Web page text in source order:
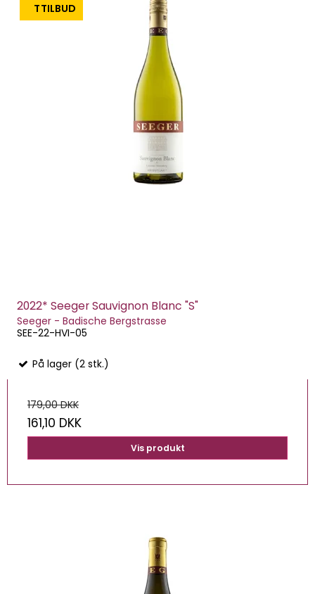
TILBUD
2022* Seeger Sauvignon Blanc "S"
Seeger - Badische Bergstrasse
SEE-22-HVI-05
På lager (2 stk.)
179,00 DKK
161,10 DKK
Vis produkt